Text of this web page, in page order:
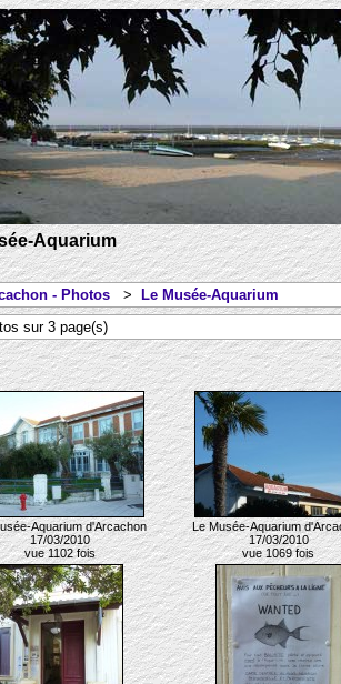
Aquarium
- Photos> Le Musée-Aquarium
sur 3 page(s)
Aquarium d'Arcachon
17/03/2010
vue 1102 fois
Le Musée-Aquarium
17/03/2010
vue 1069 fois